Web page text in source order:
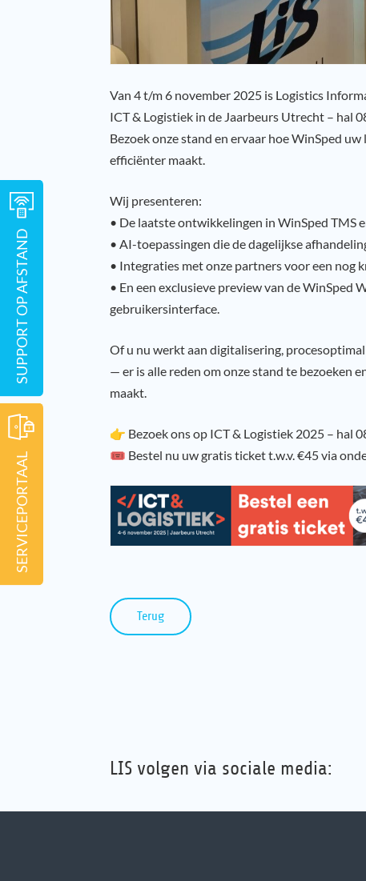
Van 4 t/m 6 november 2025 is Logistics
ICT & Logistiek in de Jaarbeurs Utrecht – hal
Bezoek onze stand en ervaar hoe WinSped
efficiënter maakt.
Wij presenteren:
• De laatste ontwikkelingen in WinSped TMS
• AI-toepassingen die de dagelijkse
• Integraties met onze partners voor een nog
• En een exclusieve preview van de WinSped
gebruikersinterface.
Of u nu werkt aan digitalisering,
— er is alle reden om onze stand te bezoeken
maakt.
👉 Bezoek ons op ICT & Logistiek 2025 – hal
🎟️ Bestel nu uw gratis ticket t.w.v. €45 via
Terug
LIS volgen via sociale media:
SERVICEPORTAAL
SUPPORT OP AFSTAND